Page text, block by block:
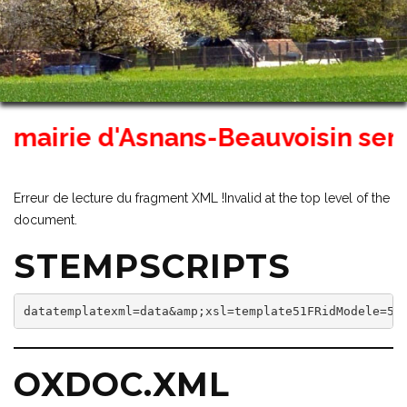
d'Asnans-Beauvoisin
Erreur de lecture du fragment XML !Invalid at the top level of the
document.
STEMPSCRIPTS
OXDOC.XML